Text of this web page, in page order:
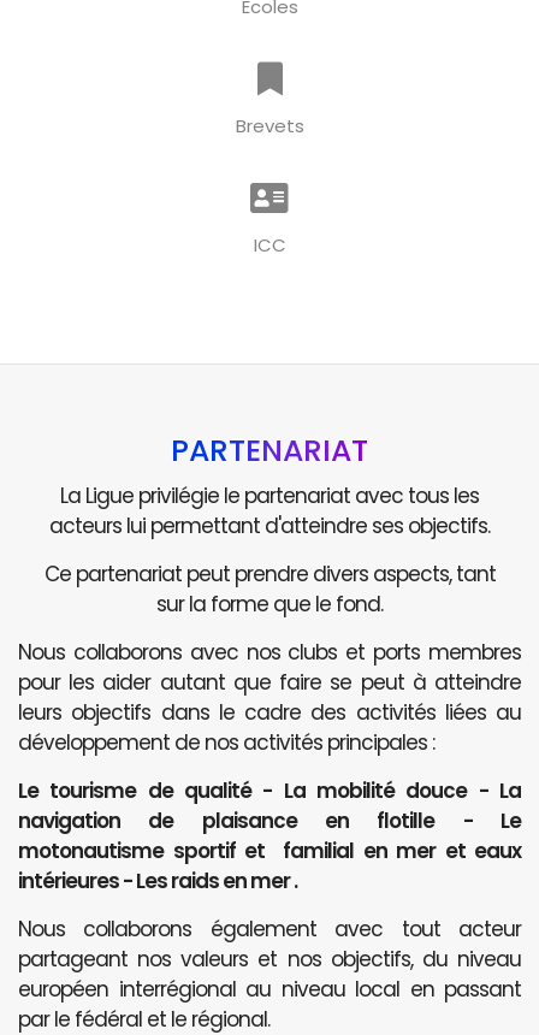
Ecoles
Brevets
ICC
PARTENARIAT
La Ligue privilégie le partenariat avec tous les
acteurs lui permettant d'atteindre ses objectifs.
Ce partenariat peut prendre divers aspects, tant
sur la forme que le fond.
Nous collaborons avec nos clubs et ports membres
pour les aider autant que faire se peut à atteindre
leurs objectifs dans le cadre des activités liées au
développement de nos activités principales :
Le tourisme de qualité - La mobilité douce - La
navigation de plaisance en flotille - Le
motonautisme sportif et familial en mer et eaux
intérieures - Les raids en mer .
Nous collaborons également avec tout acteur
partageant nos valeurs et nos objectifs, du niveau
européen interrégional au niveau local en passant
par le fédéral et le régional.